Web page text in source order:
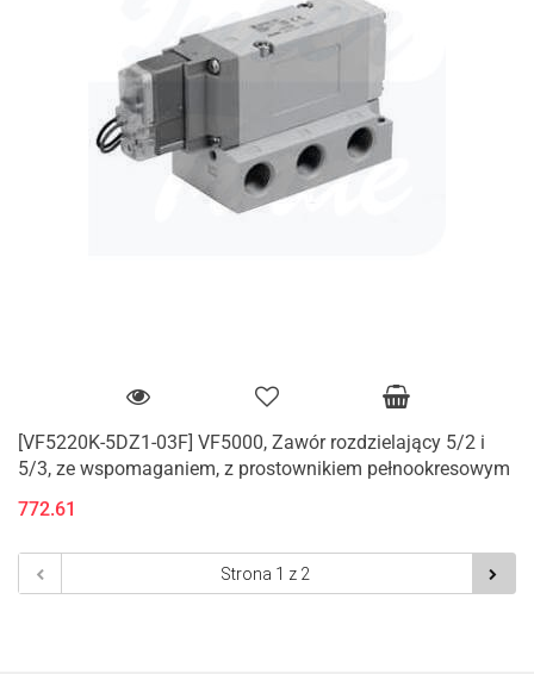
[VF5220K-5DZ1-03F] VF5000, Zawór rozdzielający 5/2 i
5/3, ze wspomaganiem, z prostownikiem pełnookresowym
772.61